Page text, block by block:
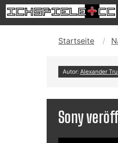
Startseite
Autor: Alexander
Sony